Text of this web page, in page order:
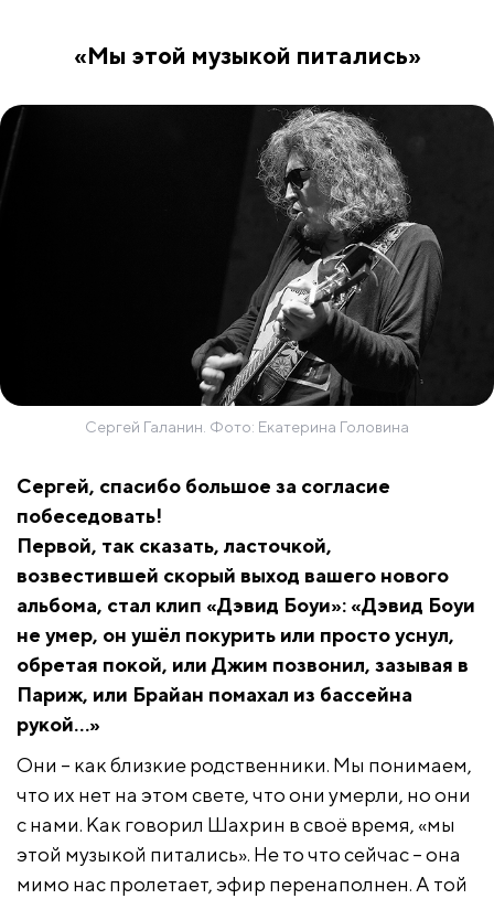
«Мы этой музыкой питались»
Сергей Галанин. Фото: Екатерина Головина
Сергей, спасибо большое за согласие
побеседовать!
Первой, так сказать, ласточкой,
возвестившей скорый выход вашего нового
альбома, стал клип «Дэвид Боуи»: «Дэвид Боуи
не умер, он ушёл покурить или просто уснул,
обретая покой, или Джим позвонил, зазывая в
Париж, или Брайан помахал из бассейна
рукой…»
Они – как близкие родственники. Мы понимаем,
что их нет на этом свете, что они умерли, но они
с нами. Как говорил Шахрин в своё время, «мы
этой музыкой питались». Не то что сейчас – она
мимо нас пролетает, эфир перенаполнен. А той